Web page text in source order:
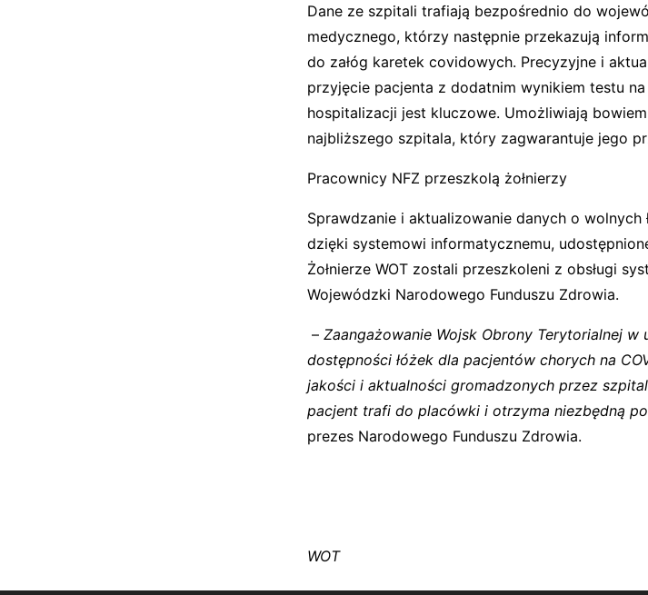
Dane ze szpitali trafiają bezpośrednio do
medycznego, którzy następnie przekazują
do załóg karetek covidowych. Precyzyjne i
przyjęcie pacjenta z dodatnim wynikiem testu
hospitalizacji jest kluczowe. Umożliwiają
najbliższego szpitala, który zagwarantuje jego
Pracownicy NFZ przeszkolą żołnierzy
Sprawdzanie i aktualizowanie danych o
dzięki systemowi informatycznemu,
Żołnierze WOT zostali przeszkoleni z obsługi
Wojewódzki Narodowego Funduszu Zdrowia.
– Zaangażowanie Wojsk Obrony Terytorialnej w
dostępności łóżek dla pacjentów chorych na
jakości i aktualności gromadzonych przez
pacjent trafi do placówki i otrzyma niezbędną
prezes Narodowego Funduszu Zdrowia.
WOT